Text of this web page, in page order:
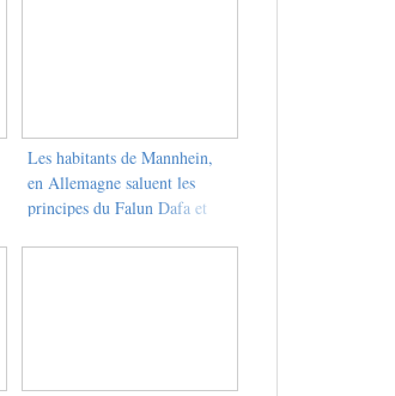
Les habitants de Mannhein,
en Allemagne saluent les
principes du Falun Dafa et